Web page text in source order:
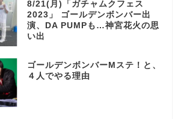
8/21(月)「ガチャムクフェス
2023」 ゴールデンボンバー出
演、DA PUMPも…神宮花火の思
い出
ゴールデンボンバーMステ！と、
４人でやる理由